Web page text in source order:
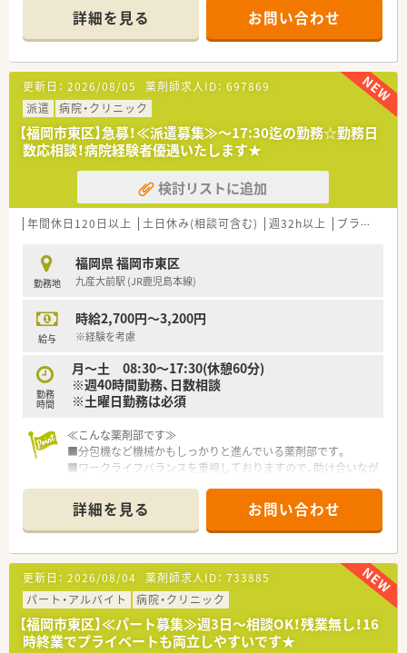
■残業が難しい場合は定時で終業も可能です。
■患者様は認知症の患者様が多く、老老介護の方も多いです。
≪こんな病院です≫
■2,000年よりうつ病、神経症、老年期の精神医療を中心に診療
を行って参りました。
■退院後の方々のために、施設を併設して地域に根ざした医療を
続けております。
■2020年には、より良い入院環境の提供のため、本館の改築と新
病棟を増築いたしました。
詳細を見る お問い合わせ
更新日： 2026/08/05 薬剤師求人ID： 697869
派遣
病院・クリニック
【福岡市東区】急募！≪派遣募集≫～17:30迄の勤務☆勤務日
数応相談！病院経験者優遇いたします★
検討リストに追加
年間休日120日以上 土日休み(相談可含む) 週32h以上 ブランク可
勤務地
福岡県 福岡市東区
九産大前駅 (JR鹿児島本線)
給与
時給2,700円～3,200円
※経験を考慮
勤務
時間
月～土 08:30～17:30(休憩60分)
※週40時間勤務、日数相談
※土曜日勤務は必須
≪こんな薬剤部です≫
■分包機など機械かもしっかりと進んでいる薬剤部です。
■ワークライフバランスを重視しておりますので、助け合いなが
■残業が難しい場合は定時で終業も可能です。
■患者様は認知症の患者様が多く、老老介護の方も多いです。
≪こんな病院です≫
■2,000年よりうつ病、神経症、老年期の精神医療を中心に診療
を行って参りました。
■退院後の方々のために、施設を併設して地域に根ざした医療を
続けております。
■2020年には、より良い入院環境の提供のため、本館の改築と新
病棟を増築いたしました。
詳細を見る お問い合わせ
更新日： 2026/08/04 薬剤師求人ID： 733885
パート・アルバイト
病院・クリニック
【福岡市東区】≪パート募集≫週3日～相談OK！残業無し！16
時終業でプライベートも両立しやすいです★